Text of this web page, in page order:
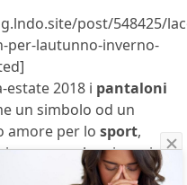
post/548425/
per-lautunno-inverno-
estate 2018 i pantaloni
un simbolo od un
amore per lo sport,
gambe giovani e
scattare o correre